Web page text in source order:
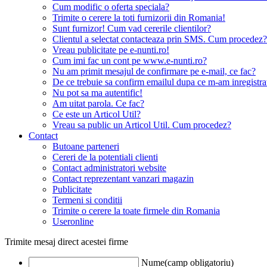
Cum modific o oferta speciala?
Trimite o cerere la toti furnizorii din Romania!
Sunt furnizor! Cum vad cererile clientilor?
Clientul a selectat contacteaza prin SMS. Cum procedez?
Vreau publicitate pe e-nunti.ro!
Cum imi fac un cont pe www.e-nunti.ro?
Nu am primit mesajul de confirmare pe e-mail, ce fac?
De ce trebuie sa confirm emailul dupa ce m-am
Nu pot sa ma autentific!
Am uitat parola. Ce fac?
Ce este un Articol Util?
Vreau sa public un Articol Util. Cum procedez?
Contact
Butoane parteneri
Cereri de la potentiali clienti
Contact administratori website
Contact reprezentant vanzari magazin
Publicitate
Termeni si conditii
Trimite o cerere la toate firmele din Romania
Useronline
Trimite mesaj direct acestei firme
Nume(camp obligatoriu)